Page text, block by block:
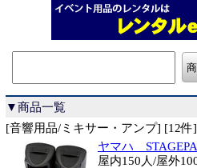
▼商品一覧
[音響用品/ミキサー・アンプ] [12件]
ヤマハ
屋内150人/屋外